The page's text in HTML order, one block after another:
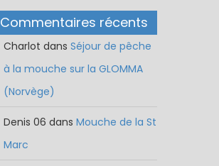
Commentaires récents
Charlot dansSéjour de pêche
à la mouche sur la GLOMMA
(Norvège)
Denis 06 dansMouche de la St
Marc